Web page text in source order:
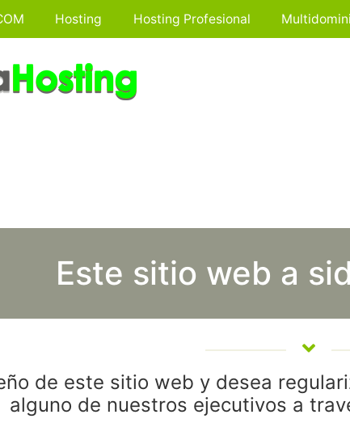
Hosting Hosting Profesional
Este sitio web a
de este sitio web y desea
alguno de nuestros ejecutivos a